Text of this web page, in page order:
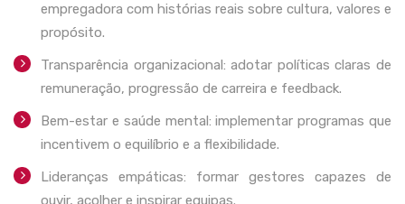
empregadora com histórias reais sobre cultura, valores e
propósito.
Transparência organizacional: adotar políticas claras de
remuneração, progressão de carreira e feedback.
Bem-estar e saúde mental: implementar programas que
incentivem o equilíbrio e a flexibilidade.
Lideranças empáticas: formar gestores capazes de
ouvir, acolher e inspirar equipas.